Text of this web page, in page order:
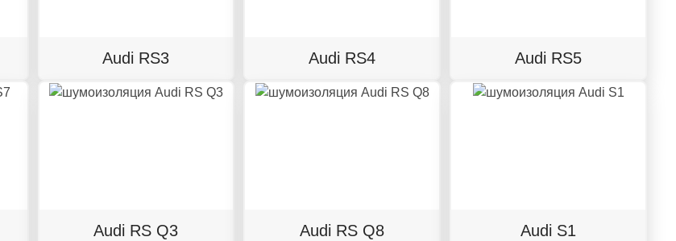
Audi RS3 Audi RS4 Audi RS5
Audi RS Q3 Audi RS Q8 Audi S1